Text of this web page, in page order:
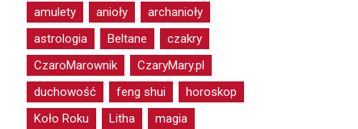
amulety anioły
archanioły
astrologia
Beltane
czakry
CzaroMarownik
CzaryMary.pl
duchowość
feng shui
horoskop
Koło Roku
Litha
magia